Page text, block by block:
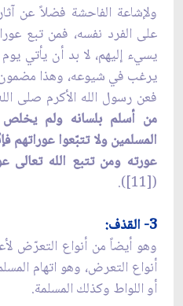
ولإشاعة الفاحشة فضلاً عن
على الفرد نفسه، فمن تبع
يسيء إليهم، لا بد أن يأتي
يرغب في شيوعه، وهذا مضمون
فعن رسول الله الأكرم صلى
من أسلم بلسانه ولم يخلص
المسلمين ولا تتبّعوا عوراتهم
عورته ومن تتبع الله
([11]).
3- القذف:
وهو أيضاً من أنواع التعرّض
أنواع التعرض، وهو اتهام
أو اللواط وكذلك المسلمة.